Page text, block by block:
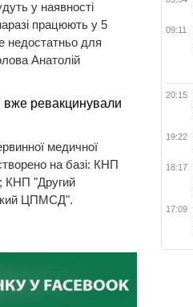
у наявності
працюють у 5
недостатньо для
Анатолій
вже ревакцинували
медичної
на базі: КНП
КНП "Другий
ЦПМСД".
09:11
20:15
19:22
18:17
17:09